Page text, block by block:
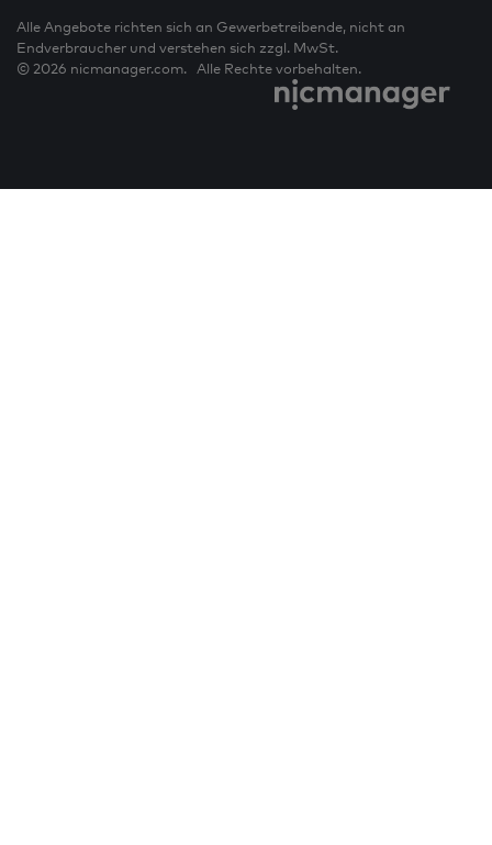
Alle Angebote richten sich an Gewerbetreibende, nicht an
Endverbraucher und verstehen sich zzgl. MwSt.
© 2026 nicmanager.com. Alle Rechte vorbehalten.